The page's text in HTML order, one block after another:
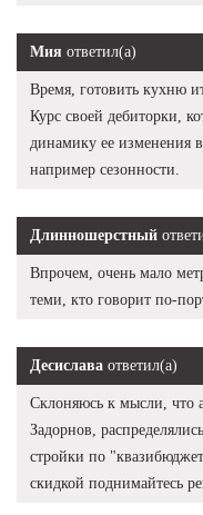
Мия ответил(а)
Время, готовить кухню
Курс своей дебиторки,
динамику ее изменения
например сезонности.
Длинношерстный
Впрочем, очень мало
теми, кто говорит по-
Десислава ответил(а)
Склоняюсь к мысли,
Задорнов,
стройки по
скидкой поднимайтесь